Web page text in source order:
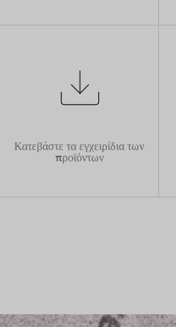
Κατεβάστε τα εγχειρίδια των
προϊόντων